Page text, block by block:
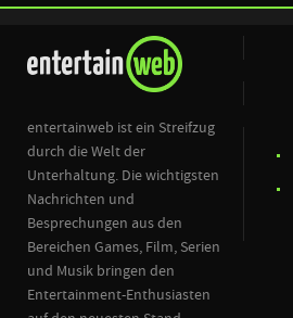
entertainweb ist ein Streifzug
durch die Welt der
Unterhaltung. Die wichtigsten
Nachrichten und
Besprechungen aus den
Bereichen Games, Film, Serien
und Musik bringen den
Entertainment-Enthusiasten